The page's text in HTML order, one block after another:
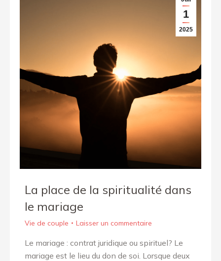
1
2025
La place de la spiritualité dans
le mariage
Vie de couple Laisser un commentaire
Le mariage : contrat juridique ou spirituel? Le
mariage est le lieu du don de soi. Lorsque deux